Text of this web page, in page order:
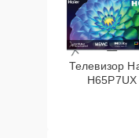
Телевизор
H65P7UX